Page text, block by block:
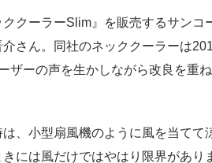
クーラーSlim』を販売するサンコ
さん。同社のネッククーラーは
ザーの声を生かしながら改良を重
は、小型扇風機のように風を当てて
きには風だけではやはり限界があり